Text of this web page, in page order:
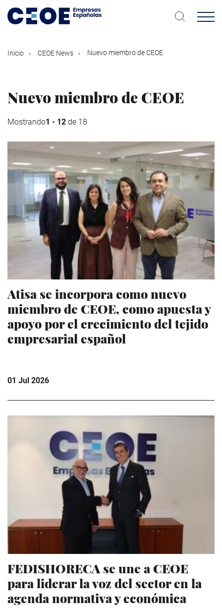
contenido
Inicio CEOE News Nuevo miembro de CEOE
Nuevo miembro de CEOE
Mostrando1 - 12 de 18
Atisa se incorpora como nuevo
miembro de CEOE, como apuesta y
apoyo por el crecimiento del tejido
empresarial español
01 Jul 2026
FEDISHORECA se une a CEOE
para liderar la voz del sector en la
agenda normativa y económica